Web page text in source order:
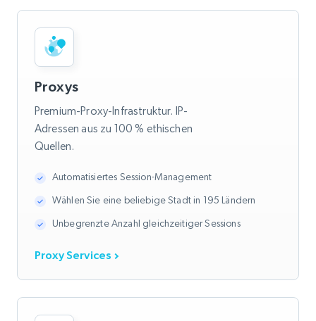
Proxys
Premium-Proxy-Infrastruktur. IP-
Adressen aus zu 100 % ethischen
Quellen.
Automatisiertes Session-Management
Wählen Sie eine beliebige Stadt in 195 Ländern
Unbegrenzte Anzahl gleichzeitiger Sessions
Proxy Services